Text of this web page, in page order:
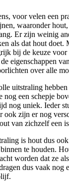
voor velen een
waaronder hout,
Er zijn weinig
als dat hout doet.
bij de keuze
eigenschappen
over alle
uitstraling
nog een schepje
nog uniek. Ieder
ook zijn er nog
van zichzelf een
is hout dus
te houden.
worden dat ze
dus vaak nog